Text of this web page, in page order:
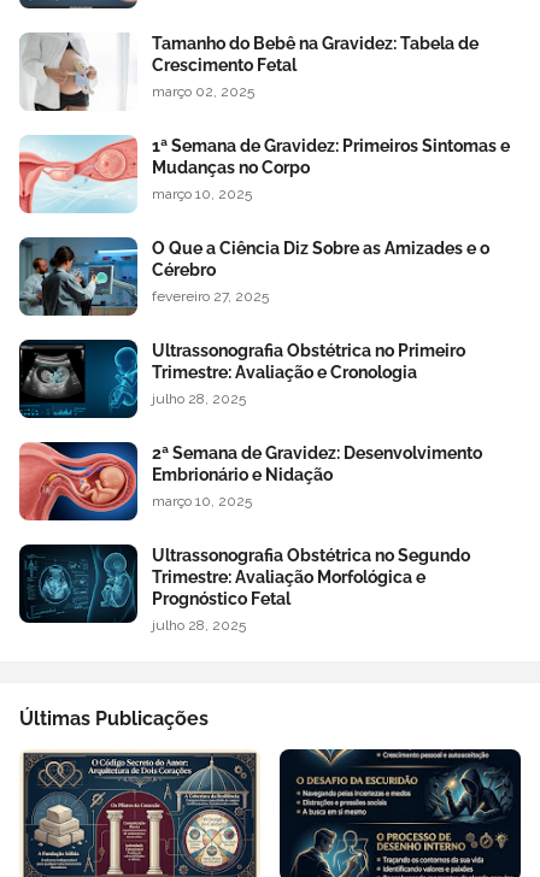
Tamanho do Bebê na Gravidez: Tabela de
Crescimento Fetal
março 02, 2025
1ª Semana de Gravidez: Primeiros Sintomas e
Mudanças no Corpo
março 10, 2025
O Que a Ciência Diz Sobre as Amizades e o
Cérebro
fevereiro 27, 2025
Ultrassonografia Obstétrica no Primeiro
Trimestre: Avaliação e Cronologia
julho 28, 2025
2ª Semana de Gravidez: Desenvolvimento
Embrionário e Nidação
março 10, 2025
Ultrassonografia Obstétrica no Segundo
Trimestre: Avaliação Morfológica e
Prognóstico Fetal
julho 28, 2025
Últimas Publicações